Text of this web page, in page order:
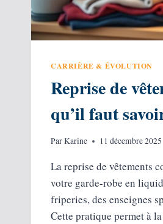
CARRIÈRE & ÉVOLUTION
Reprise de
qu’il faut
ParKarine 11 décembre 2025
La reprise de vêtements
votre garde-robe en
friperies, des enseignes
Cette pratique permet à